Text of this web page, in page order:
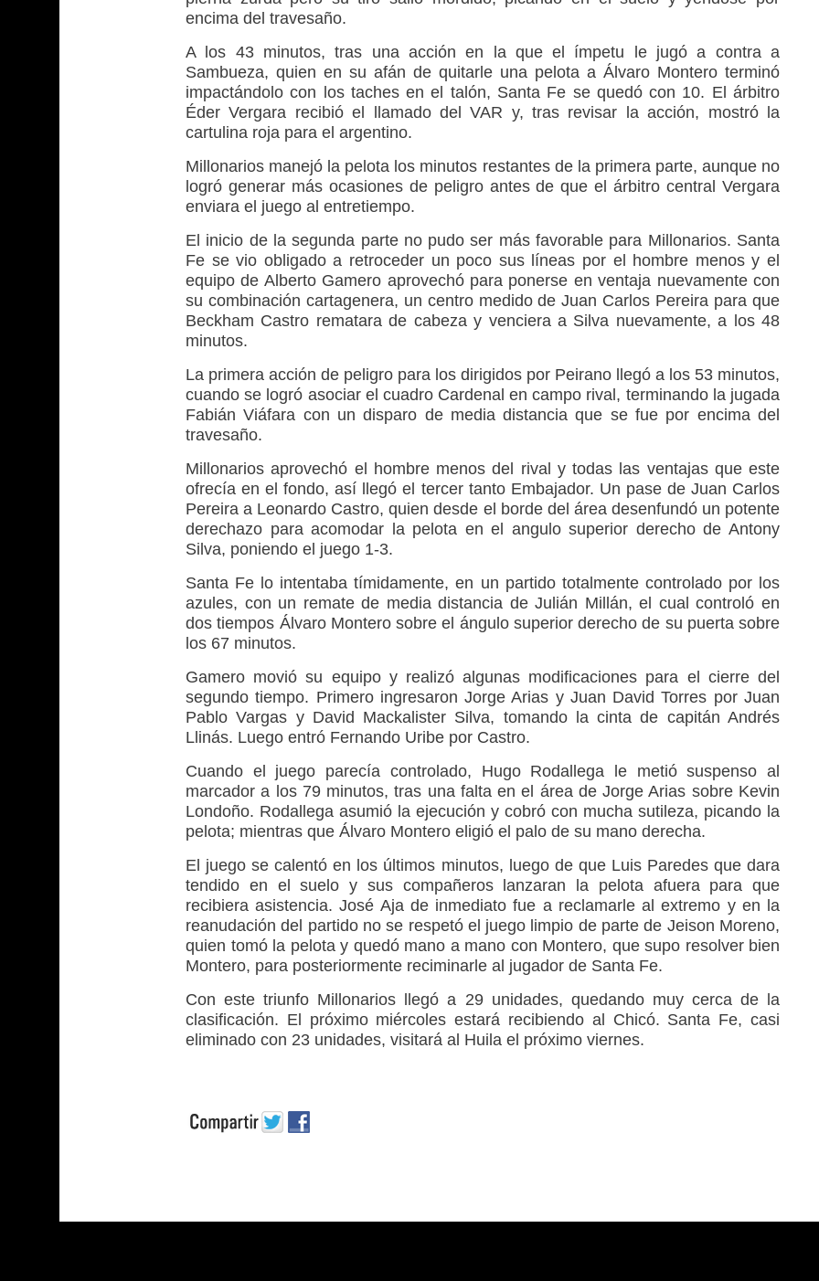
encima del travesaño.
A los 43 minutos, tras una acción en la que el ímpetu le jugó a contra a
Sambueza, quien en su afán de quitarle una pelota a Álvaro Montero terminó
impactándolo con los taches en el talón, Santa Fe se quedó con 10. El árbitro
Éder Vergara recibió el llamado del VAR y, tras revisar la acción, mostró la
cartulina roja para el argentino.
Millonarios manejó la pelota los minutos restantes de la primera parte, aunque no
logró generar más ocasiones de peligro antes de que el árbitro central Vergara
enviara el juego al entretiempo.
El inicio de la segunda parte no pudo ser más favorable para Millonarios. Santa
Fe se vio obligado a retroceder un poco sus líneas por el hombre menos y el
equipo de Alberto Gamero aprovechó para ponerse en ventaja nuevamente con
su combinación cartagenera, un centro medido de Juan Carlos Pereira para que
Beckham Castro rematara de cabeza y venciera a Silva nuevamente, a los 48
minutos.
La primera acción de peligro para los dirigidos por Peirano llegó a los 53 minutos,
cuando se logró asociar el cuadro Cardenal en campo rival, terminando la jugada
Fabián Viáfara con un disparo de media distancia que se fue por encima del
travesaño.
Millonarios aprovechó el hombre menos del rival y todas las ventajas que este
ofrecía en el fondo, así llegó el tercer tanto Embajador. Un pase de Juan Carlos
Pereira a Leonardo Castro, quien desde el borde del área desenfundó un potente
derechazo para acomodar la pelota en el angulo superior derecho de Antony
Silva, poniendo el juego 1-3.
Santa Fe lo intentaba tímidamente, en un partido totalmente controlado por los
azules, con un remate de media distancia de Julián Millán, el cual controló en
dos tiempos Álvaro Montero sobre el ángulo superior derecho de su puerta sobre
los 67 minutos.
Gamero movió su equipo y realizó algunas modificaciones para el cierre del
segundo tiempo. Primero ingresaron Jorge Arias y Juan David Torres por Juan
Pablo Vargas y David Mackalister Silva, tomando la cinta de capitán Andrés
Llinás. Luego entró Fernando Uribe por Castro.
Cuando el juego parecía controlado, Hugo Rodallega le metió suspenso al
marcador a los 79 minutos, tras una falta en el área de Jorge Arias sobre Kevin
Londoño. Rodallega asumió la ejecución y cobró con mucha sutileza, picando la
pelota; mientras que Álvaro Montero eligió el palo de su mano derecha.
El juego se calentó en los últimos minutos, luego de que Luis Paredes que dara
tendido en el suelo y sus compañeros lanzaran la pelota afuera para que
recibiera asistencia. José Aja de inmediato fue a reclamarle al extremo y en la
reanudación del partido no se respetó el juego limpio de parte de Jeison Moreno,
quien tomó la pelota y quedó mano a mano con Montero, que supo resolver bien
Montero, para posteriormente reciminarle al jugador de Santa Fe.
Con este triunfo Millonarios llegó a 29 unidades, quedando muy cerca de la
clasificación. El próximo miércoles estará recibiendo al Chicó. Santa Fe, casi
eliminado con 23 unidades, visitará al Huila el próximo viernes.